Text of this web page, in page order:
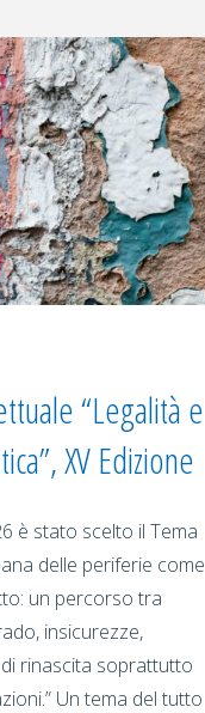
“Legalità e
XV Edizione
è stato scelto il Tema
delle periferie come
un percorso tra
insicurezze,
rinascita soprattutto
Un tema del tutto